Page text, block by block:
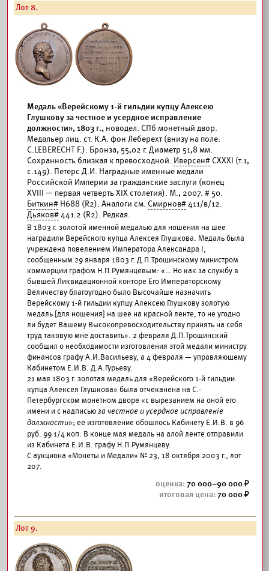
Лот 8.
Медаль «Верейскому 1-й гильдии купцу Алексею
Глушкову за честное и усердное исправление
должности», 1803 г., новодел. СПб монетный двор.
Медальер лиц. ст. К.А. фон Леберехт (внизу на поле:
C.LEBERECHT F.). Бронза, 55,02 г. Диаметр 51,8 мм.
Сохранность близкая к превосходной. Иверсен# CXXXI (т.1,
с.149). Петерс Д.И. Наградные именные медали
Российской Империи за гражданские заслуги (конец
XVIII — первая четверть XIX столетия). М., 2007. # 50.
Биткин# Н688 (R2). Аналоги см. Смирнов#411/в/12.
Дьяков#441.2 (R2). Редкая.
В 1803 г. золотой именной медалью для ношения на шее
наградили Верейского купца Алексея Глушкова. Медаль была
учреждена повелением Императора Александра I,
сообщенным 29 января 1803 г. Д.П.Трощинскому министром
коммерции графом Н.П.Румянцевым: «… Но как за службу в
бывшей Ликвидационной конторе Его Императорскому
Величеству благоугодно было Высочайше назначить
Верейскому 1-й гильдии купцу Алексею Глушкову золотую
медаль [для ношения] на шее на красной ленте, то не угодно
ли будет Вашему Высокопревосходительству принять на себя
труд таковую мне доставить». 2 февраля Д.П.Трощинский
сообщил о необходимости изготовления этой медали министру
финансов графу А.И.Васильеву, а 4 февраля — управляющему
Кабинетом Е.И.В. Д.А.Гурьеву.
21 мая 1803 г. золотая медаль для «Верейского 1-й гильдии
купца Алексея Глушкова» была отчеканена на С.-
Петербургском монетном дворе «с вырезанием на оной его
имени и с надписьюза честное и усердное исправленiе
должности»; ее изготовление обошлось Кабинету Е.И.В. в 96
руб. 99 1/4 коп. В конце мая медаль на алой ленте отправили
из Кабинета Е.И.В. графу Н.П.Румянцеву.
С аукциона «Монеты и Медали» № 23, 18 октября 2003 г., лот
207.
70 000–90 000
70 000
Лот 9.